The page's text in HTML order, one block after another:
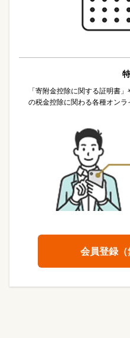
「寄附金控除に関する証明書
の税金控除に関わる各種オンラ
会員登録